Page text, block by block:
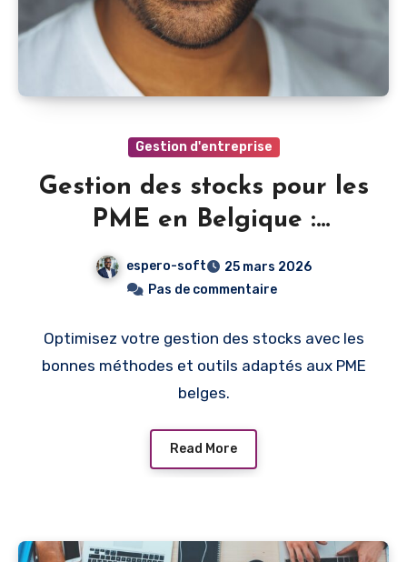
Gestion d'entreprise
Gestion des stocks pour les
PME en Belgique :
méthodes et outils
espero-soft
25 mars 2026
Pas de commentaire
Optimisez votre gestion des stocks avec les
bonnes méthodes et outils adaptés aux PME
belges.
Read More